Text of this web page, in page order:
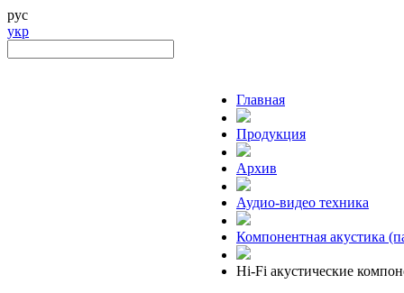
рус
укр
Главная
Продукция
Архив
Аудио-видео техника
Компонентная акустика
Hi-Fi акустические